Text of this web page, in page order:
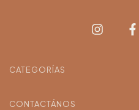
CATEGORÍAS
CONTACTÁNOS